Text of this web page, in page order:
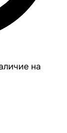
на